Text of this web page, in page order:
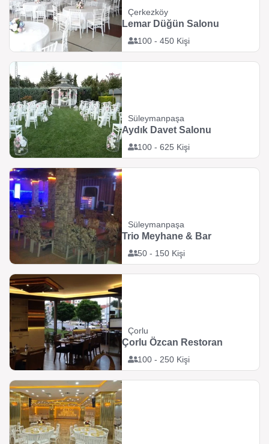
Çerkezköy
100 - 450 Kişi
Lemar Düğün Salonu
Süleymanpaşa
100 - 625 Kişi
Aydık Davet Salonu
Süleymanpaşa
50 - 150 Kişi
Trio Meyhane & Bar
Çorlu
100 - 250 Kişi
Çorlu Özcan Restoran